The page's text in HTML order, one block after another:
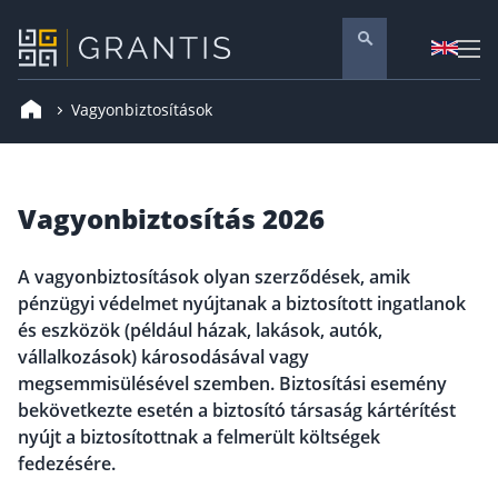
Melyiket válaszd? Nyugdíjbiztosítás, NYESZ vagy
ÖNYP?
Nyugdíj előtakarékossági számla (NYESZ)
Nyugdíj tanácsadás 🪙
Nyugdíj megtakarítás – Így válassz
Magánnyugdíjpénztár összefoglaló
Vagyonbiztosítások
Vagyonbiztosítás 2026
A vagyonbiztosítások olyan szerződések, amik
pénzügyi védelmet nyújtanak a biztosított ingatlanok
és eszközök (például házak, lakások, autók,
vállalkozások) károsodásával vagy
megsemmisülésével szemben. Biztosítási esemény
bekövetkezte esetén a biztosító társaság kártérítést
nyújt a biztosítottnak a felmerült költségek
fedezésére.